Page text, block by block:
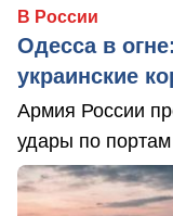
В России
Одесса в
украинские
Армия России
удары по